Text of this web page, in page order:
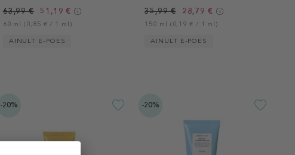
63,99 € 51,19 €
60 ml (0,85 € / 1 ml)
AINULT E-POES
35,99 € 28,79 €
150 ml (0,19 € / 1 ml)
AINULT E-POES
-20% -20%